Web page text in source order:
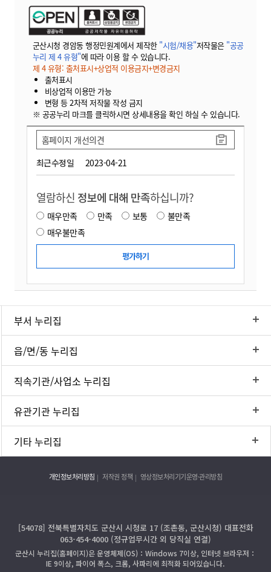
군산시청 경암동 행정민원계에서 제작한 "시험/채용"저작물은 "공공
누리 제 4 유형"에 따라 이용 할 수 있습니다.
제 4 유형: 출처표시+상업적 이용금지+변경금지
출처표시
비상업적 이용만 가능
변형 등 2차적 저작물 작성 금지
※ 공공누리 마크를 클릭하시면 상세내용을 확인 하실 수 있습니다.
최근수정일 2023-04-21
홈페이지 개선의견
열람하신 정보에 대해 만족하십니까?
매우만족 만족 보통
불만족
매우불만족
부서 누리집
읍/면/동 누리집
직속기관/사업소 누리집
유관기관 누리집
기타 누리집
개인정보처리방침 저작권 정책 영상정보처리기기운영·관리방침
[54078] 전북특별자치도 군산시 시청로 17 (조촌동, 군산시청) 대표전화
063-454-4000 (정규업무시간 외 당직실 연결)
군산시 누리집(홈페이지)은 운영체제(OS)：Windows 7이상, 인터넷 브라우저：
IE 9이상, 파이어 폭스, 크롬, 사파리에 최적화 되어있습니다.